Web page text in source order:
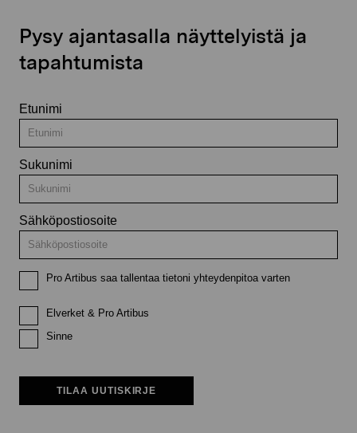
Pysy ajantasalla näyttelyistä ja
tapahtumista
Etunimi
Sukunimi
Sähköpostiosoite
Pro Artibus saa tallentaa tietoni yhteydenpitoa varten
Elverket & Pro Artibus
Sinne
TILAA UUTISKIRJE